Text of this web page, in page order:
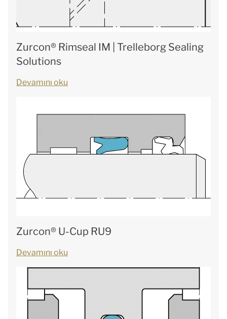
Zurcon® Rimseal IM | Trelleborg Sealing
Solutions
Devamını oku
Zurcon® U-Cup RU9
Devamını oku